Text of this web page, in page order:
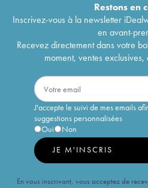
Restons en
Inscrivez-vous à la newsletter
en avant-
Recevez directement dans votre
moment, ventes
J'accepte le suivi de mes emails
suggestions personnalisées
Oui
Non
JE M'INSCRIS
En vous inscrivant, vous acceptez de